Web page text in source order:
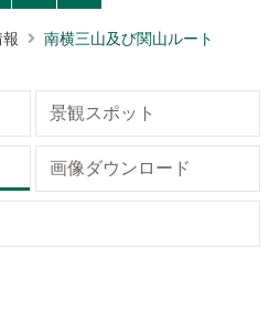
刷す ェア
南横三山及び関山ルート
景観スポット
画像ダウンロード